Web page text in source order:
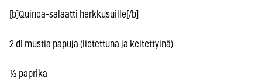
[b]Quinoa-salaatti herkkusuille[/b]
2 dl mustia papuja (liotettuna ja keitettyinä)
½ paprika